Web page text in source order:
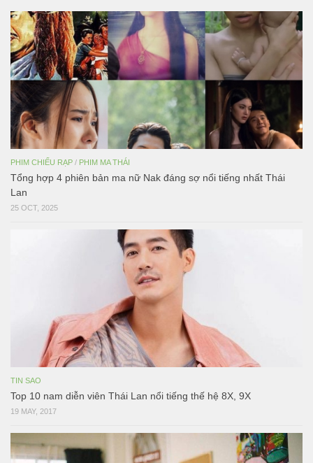
PHIM CHIẾU RẠP / PHIM MA THÁI
Tổng hợp 4 phiên bản ma nữ Nak đáng sợ nổi tiếng nhất Thái
Lan
25 OCT, 2025
TIN SAO
Top 10 nam diễn viên Thái Lan nổi tiếng thế hệ 8X, 9X
19 MAY, 2017